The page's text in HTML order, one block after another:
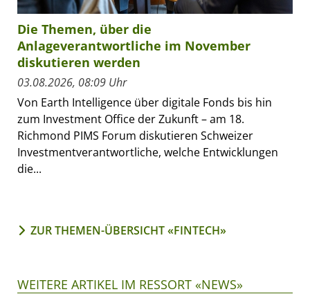
Die Themen, über die
Anlageverantwortliche im November
diskutieren werden
03.08.2026, 08:09 Uhr
Von Earth Intelligence über digitale Fonds bis hin
zum Investment Office der Zukunft – am 18.
Richmond PIMS Forum diskutieren Schweizer
Investmentverantwortliche, welche Entwicklungen
die...
ZUR THEMEN-ÜBERSICHT «FINTECH»
WEITERE ARTIKEL IM RESSORT «NEWS»